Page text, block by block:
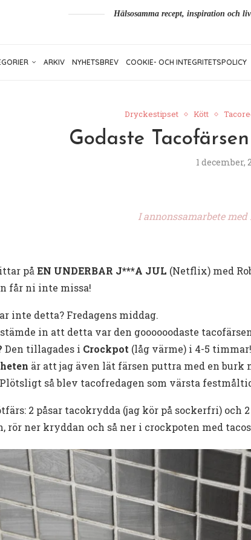
Hälsosamma recept, inspiration och
ARKIV NYHETSBREV COOKIE- OCH INTEGRITETSPOLICY
Dryckestipset Kött
Godaste
1 december,
I annonssamarbete
påEN UNDERBAR J***A JUL (Netflix) med
får ni inte missa!
inte detta? Fredagens middag.
in att detta var den goooooodaste
Den tillagades i Crockpot (låg värme) i 4-5
är att jag även lät färsen puttra med en burk
så blev tacofredagen som värsta
2 påsar tacokrydda (jag kör på sockerfri) och
rör ner kryddan och så ner i crockpoten med